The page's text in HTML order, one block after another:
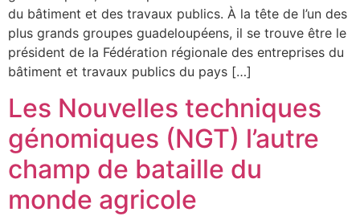
du bâtiment et des travaux publics. À la tête de l’un des
plus grands groupes guadeloupéens, il se trouve être le
président de la Fédération régionale des entreprises du
bâtiment et travaux publics du pays […]
Les Nouvelles techniques
génomiques (NGT) l’autre
champ de bataille du
monde agricole